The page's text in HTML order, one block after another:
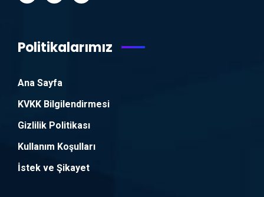
Politikalarımız
Ana Sayfa
KVKK Bilgilendirmesi
Gizlilik Politikası
Kullanım Koşulları
İstek ve Şikayet